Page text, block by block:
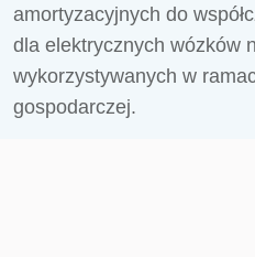
amortyzacyjnych do
dla elektrycznych wózków
wykorzystywanych w
gospodarczej.